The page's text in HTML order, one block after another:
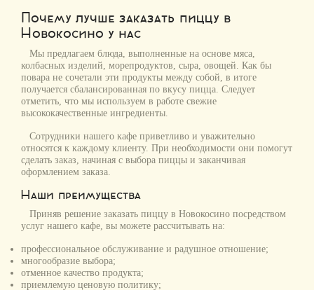
Почему лучше заказать пиццу в
Новокосино у нас
Мы предлагаем блюда, выполненные на основе мяса,
колбасных изделий, морепродуктов, сыра, овощей. Как бы
повара не сочетали эти продукты между собой, в итоге
получается сбалансированная по вкусу пицца. Следует
отметить, что мы используем в работе свежие
высококачественные ингредиенты.
Сотрудники нашего кафе приветливо и уважительно
относятся к каждому клиенту. При необходимости они помогут
сделать заказ, начиная с выбора пиццы и заканчивая
оформлением заказа.
Наши преимущества
Приняв решение заказать пиццу в Новокосино посредством
услуг нашего кафе, вы можете рассчитывать на:
профессиональное обслуживание и радушное отношение;
многообразие выбора;
отменное качество продукта;
приемлемую ценовую политику;